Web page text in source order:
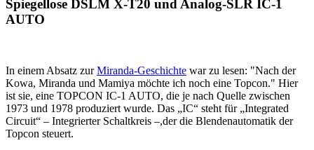
Spiegellose DSLM X-T20 und Analog-SLR IC-1
AUTO
In einem Absatz zurMiranda-Geschichte war zu lesen: "Nach der
Kowa, Miranda und Mamiya möchte ich noch eine Topcon." Hier
ist sie, eine TOPCON IC-1 AUTO, die je nach Quelle zwischen
1973 und 1978 produziert wurde. Das „IC“ steht für „Integrated
Circuit“ – Integrierter Schaltkreis –,der die Blendenautomatik der
Topcon steuert.